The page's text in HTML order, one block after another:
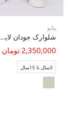
پیانو
شلوارک جودان لایکرا (ست با کد 11492)
2,350,000 تومان
3سال تا 15سال